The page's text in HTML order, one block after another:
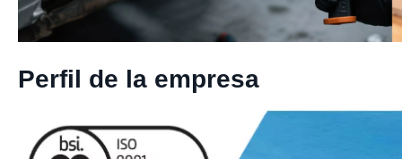
Perfil de la empresa